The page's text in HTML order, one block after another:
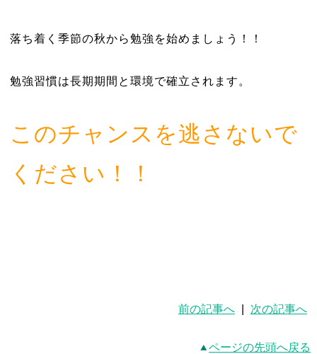
落ち着く季節の秋から勉強を始めましょう！！
勉強習慣は長期期間と環境で確立されます。
このチャンスを逃さないで
ください！！
前の記事へ 次の記事へ
ページの先頭へ戻る